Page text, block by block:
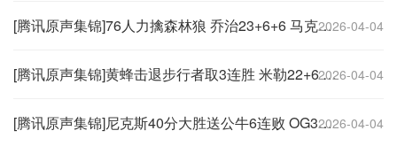
[腾讯原声集锦]76人力擒森林狼 乔治23+6+6 马克西21+6+8 爱德华兹三分7中0
2026-04-04
[腾讯原声集锦]黄蜂击退步行者取3连胜 米勒22+6 克尼佩尔3记三分 西卡30+7
2026-04-04
[腾讯原声集锦]尼克斯40分大胜送公牛6连败 OG31+8 布伦森17+10 吉迪12中3
2026-04-04